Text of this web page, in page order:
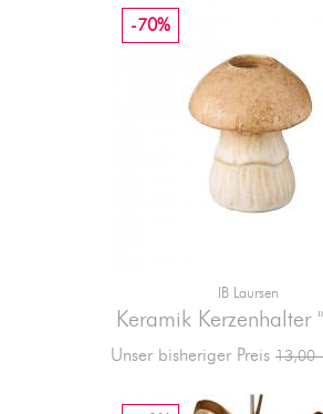
IB Laursen
Keramik Kerzenhalter
Unser bisheriger Preis 13,00
-70%